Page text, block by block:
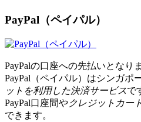
PayPal（ペイパル）
PayPalの口座への先払いとなり
PayPal（ペイパル）はシンガポ
ットを利用した決済サービスで
PayPal口座間やクレジットカー
できます。